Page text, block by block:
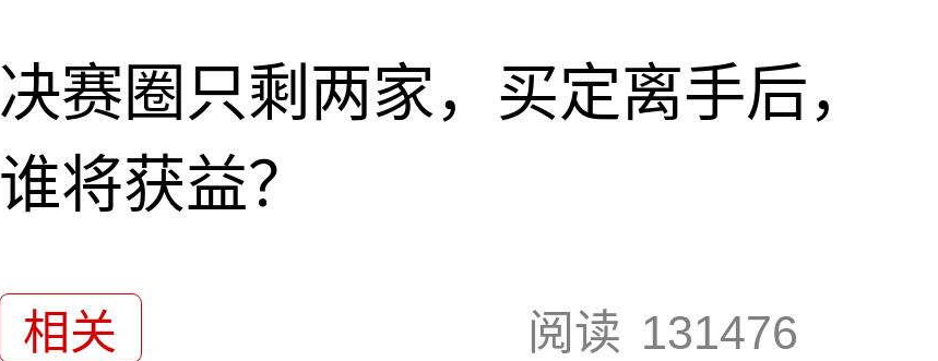
决赛圈只剩两家，买定离手后，
谁将获益？
相关 阅读 131476